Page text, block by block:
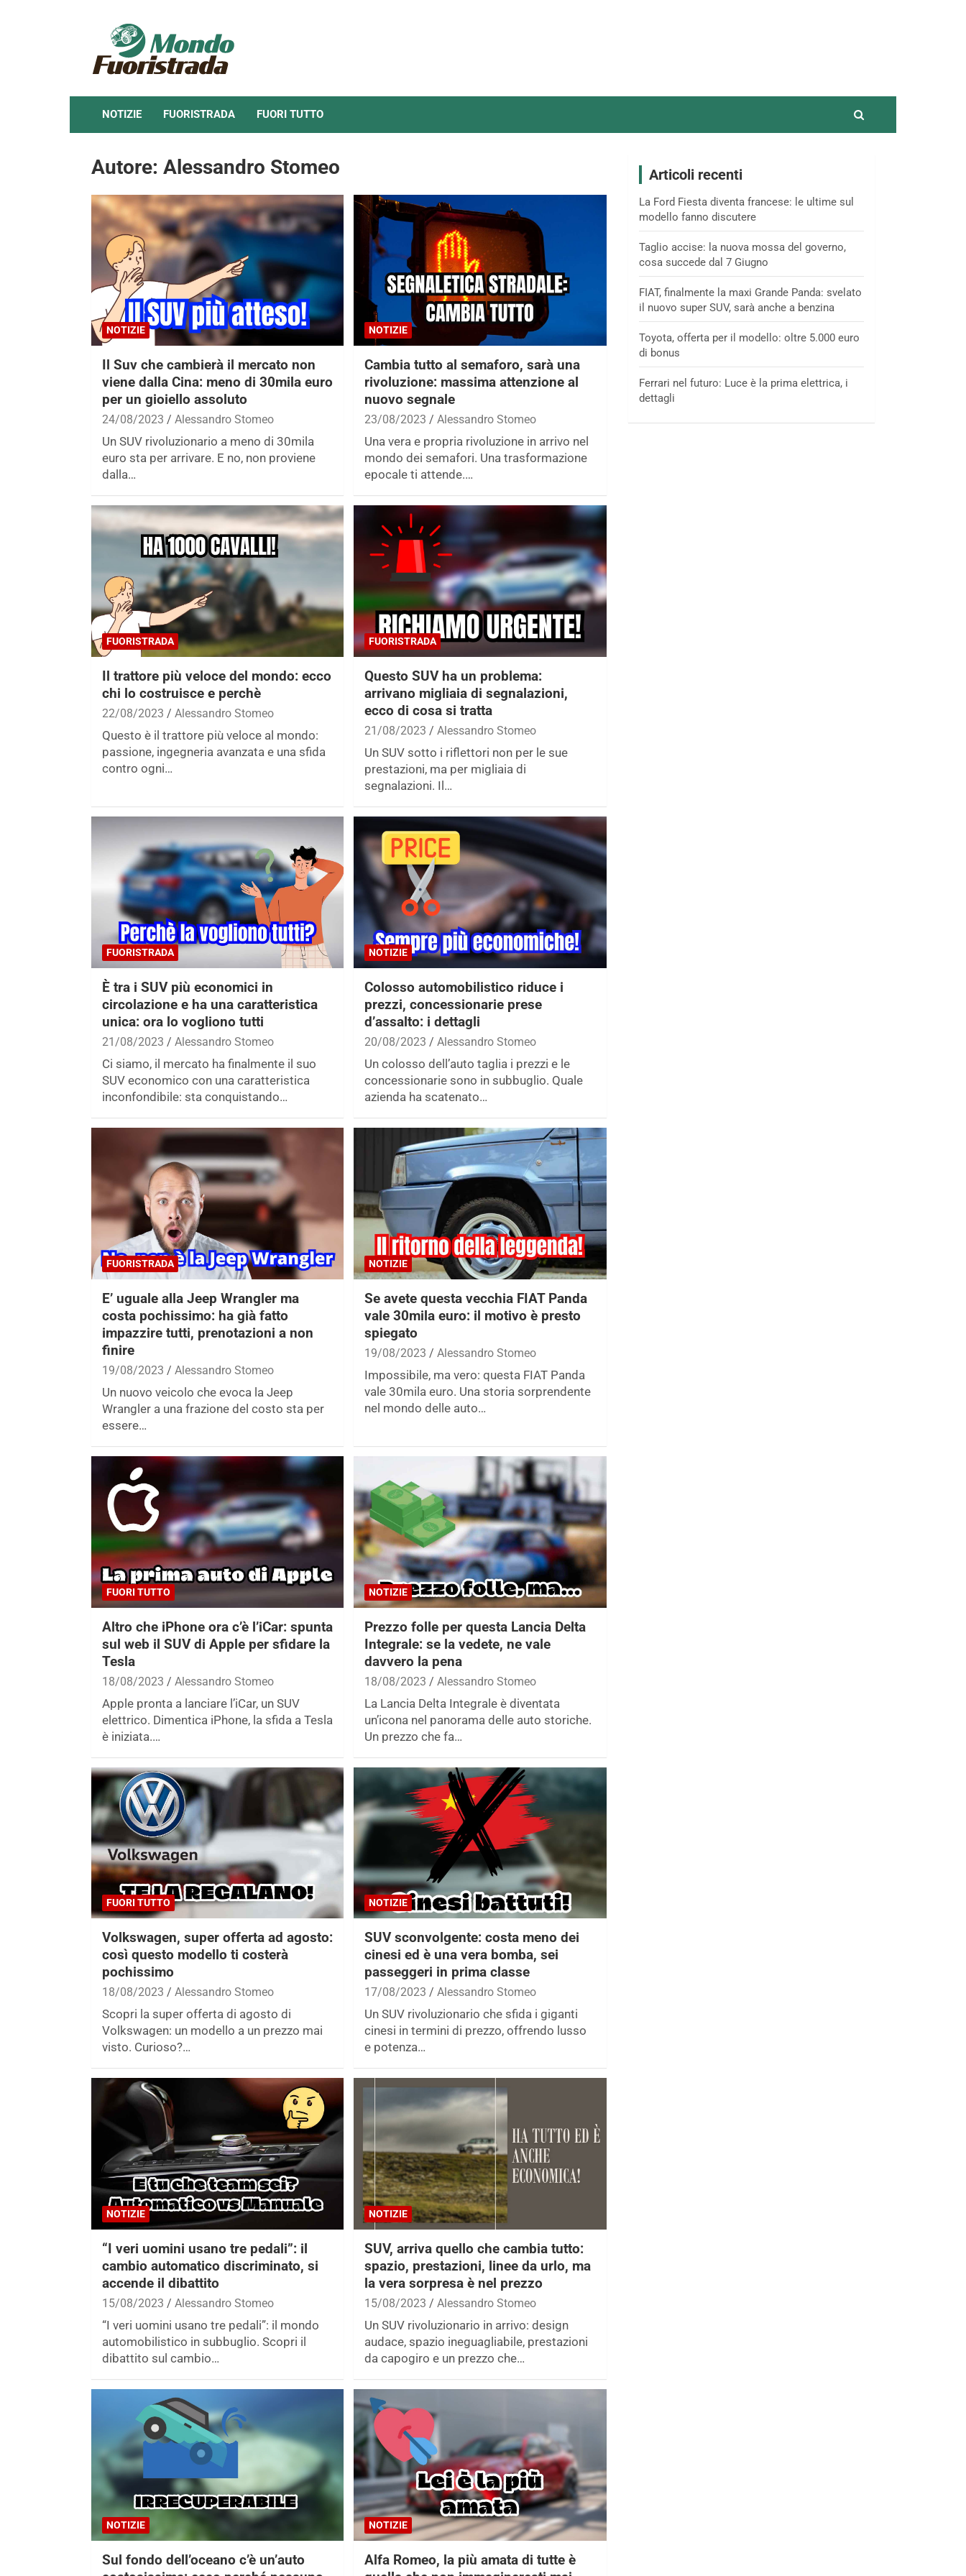
NOTIZIE FUORISTRADA FUORI TUTTO
Autore: Alessandro Stomeo
NOTIZIE
Il Suv che cambierà il mercato non
viene dalla Cina: meno di 30mila euro
per un gioiello assoluto
24/08/2023 Alessandro Stomeo
Un SUV rivoluzionario a meno di 30mila
euro sta per arrivare. E no, non proviene
dalla…
NOTIZIE
Cambia tutto al semaforo, sarà una
rivoluzione: massima attenzione al
nuovo segnale
23/08/2023 Alessandro Stomeo
Una vera e propria rivoluzione in arrivo nel
mondo dei semafori. Una trasformazione
epocale ti attende.…
FUORISTRADA
Il trattore più veloce del mondo: ecco
chi lo costruisce e perchè
22/08/2023 Alessandro Stomeo
Questo è il trattore più veloce al mondo:
passione, ingegneria avanzata e una sfida
contro ogni…
FUORISTRADA
Questo SUV ha un problema:
arrivano migliaia di segnalazioni,
ecco di cosa si tratta
21/08/2023 Alessandro Stomeo
Un SUV sotto i riflettori non per le sue
prestazioni, ma per migliaia di
segnalazioni. Il…
FUORISTRADA
È tra i SUV più economici in
circolazione e ha una caratteristica
unica: ora lo vogliono tutti
21/08/2023 Alessandro Stomeo
Ci siamo, il mercato ha finalmente il suo
SUV economico con una caratteristica
inconfondibile: sta conquistando…
NOTIZIE
Colosso automobilistico riduce i
prezzi, concessionarie prese
d’assalto: i dettagli
20/08/2023 Alessandro Stomeo
Un colosso dell’auto taglia i prezzi e le
concessionarie sono in subbuglio. Quale
azienda ha scatenato…
FUORISTRADA
E’ uguale alla Jeep Wrangler ma
costa pochissimo: ha già fatto
impazzire tutti, prenotazioni a non
finire
19/08/2023 Alessandro Stomeo
Un nuovo veicolo che evoca la Jeep
Wrangler a una frazione del costo sta per
essere…
NOTIZIE
Se avete questa vecchia FIAT Panda
vale 30mila euro: il motivo è presto
spiegato
19/08/2023 Alessandro Stomeo
Impossibile, ma vero: questa FIAT Panda
vale 30mila euro. Una storia sorprendente
nel mondo delle auto…
FUORI TUTTO
Altro che iPhone ora c’è l’iCar: spunta
sul web il SUV di Apple per sfidare la
Tesla
18/08/2023 Alessandro Stomeo
Apple pronta a lanciare l’iCar, un SUV
elettrico. Dimentica iPhone, la sfida a Tesla
è iniziata.…
NOTIZIE
Prezzo folle per questa Lancia Delta
Integrale: se la vedete, ne vale
davvero la pena
18/08/2023 Alessandro Stomeo
La Lancia Delta Integrale è diventata
un’icona nel panorama delle auto storiche.
Un prezzo che fa…
FUORI TUTTO
Volkswagen, super offerta ad agosto:
così questo modello ti costerà
pochissimo
18/08/2023 Alessandro Stomeo
Scopri la super offerta di agosto di
Volkswagen: un modello a un prezzo mai
visto. Curioso?…
NOTIZIE
SUV sconvolgente: costa meno dei
cinesi ed è una vera bomba, sei
passeggeri in prima classe
17/08/2023 Alessandro Stomeo
Un SUV rivoluzionario che sfida i giganti
cinesi in termini di prezzo, offrendo lusso
e potenza…
NOTIZIE
“I veri uomini usano tre pedali”: il
cambio automatico discriminato, si
accende il dibattito
15/08/2023 Alessandro Stomeo
“I veri uomini usano tre pedali”: il mondo
automobilistico in subbuglio. Scopri il
dibattito sul cambio…
NOTIZIE
SUV, arriva quello che cambia tutto:
spazio, prestazioni, linee da urlo, ma
la vera sorpresa è nel prezzo
15/08/2023 Alessandro Stomeo
Un SUV rivoluzionario in arrivo: design
audace, spazio ineguagliabile, prestazioni
da capogiro e un prezzo che…
NOTIZIE
Sul fondo dell’oceano c’è un’auto
NOTIZIE
Alfa Romeo, la più amata di tutte è
Articoli recenti
La Ford Fiesta diventa francese: le ultime sul
modello fanno discutere
Taglio accise: la nuova mossa del governo,
cosa succede dal 7 Giugno
FIAT, finalmente la maxi Grande Panda: svelato
il nuovo super SUV, sarà anche a benzina
Toyota, offerta per il modello: oltre 5.000 euro
di bonus
Ferrari nel futuro: Luce è la prima elettrica, i
dettagli